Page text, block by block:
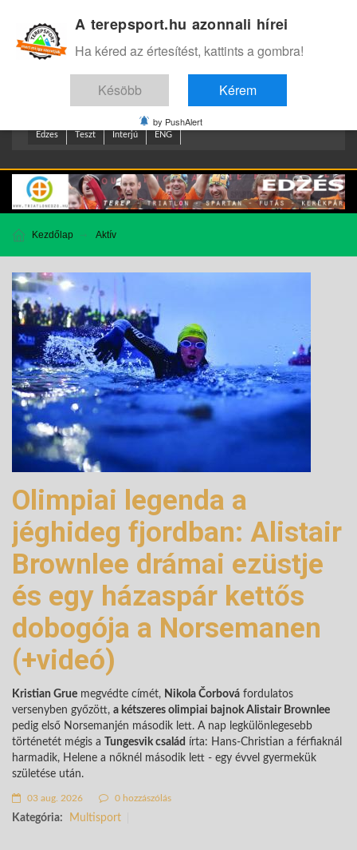
Edzes Teszt Interjú ENG
Kezdőlap Aktív
Olimpiai legenda a
jéghideg fjordban: Alistair
Brownlee drámai ezüstje
és egy házaspár kettős
dobogója a Norsemanen
(+videó)
Kristian Grue megvédte címét, Nikola Čorbová fordulatos
versenyben győzött, a kétszeres olimpiai bajnok Alistair Brownlee
pedig első Norsemanjén második lett. A nap legkülönlegesebb
történetét mégis a
Tungesvik család írta: Hans-Christian a férfiaknál
harmadik, Helene a nőknél második lett - egy évvel gyermekük
születése után.
03 aug. 2026 0 hozzászólás
Kategória: Multisport
A terepsport.hu azonnali hírei
Ha kéred az értesítést, kattints a gombra!
Késöbb Kérem
by PushAlert